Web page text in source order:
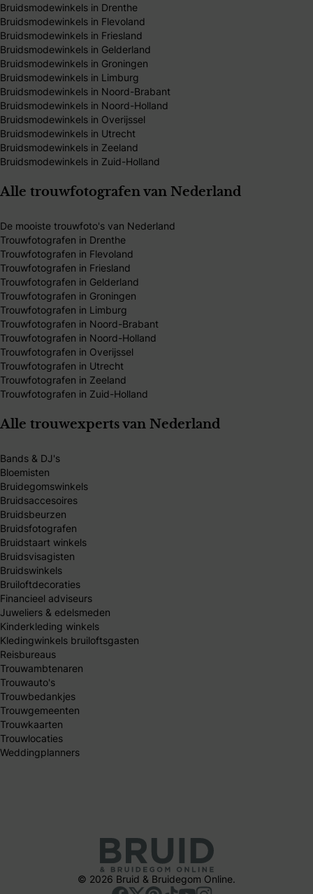
Bruidsmodewinkels in Drenthe
Bruidsmodewinkels in Flevoland
Bruidsmodewinkels in Friesland
Bruidsmodewinkels in Gelderland
Bruidsmodewinkels in Groningen
Bruidsmodewinkels in Limburg
Bruidsmodewinkels in Noord-Brabant
Bruidsmodewinkels in Noord-Holland
Bruidsmodewinkels in Overijssel
Bruidsmodewinkels in Utrecht
Bruidsmodewinkels in Zeeland
Bruidsmodewinkels in Zuid-Holland
Alle trouwfotografen van Nederland
De mooiste trouwfoto's van Nederland
Trouwfotografen in Drenthe
Trouwfotografen in Flevoland
Trouwfotografen in Friesland
Trouwfotografen in Gelderland
Trouwfotografen in Groningen
Trouwfotografen in Limburg
Trouwfotografen in Noord-Brabant
Trouwfotografen in Noord-Holland
Trouwfotografen in Overijssel
Trouwfotografen in Utrecht
Trouwfotografen in Zeeland
Trouwfotografen in Zuid-Holland
Alle trouwexperts van Nederland
Bands & DJ's
Bloemisten
Bruidegomswinkels
Bruidsaccesoires
Bruidsbeurzen
Bruidsfotografen
Bruidstaart winkels
Bruidsvisagisten
Bruidswinkels
Bruiloftdecoraties
Financieel adviseurs
Juweliers & edelsmeden
Kinderkleding winkels
Kledingwinkels bruiloftsgasten
Reisbureaus
Trouwambtenaren
Trouwauto's
Trouwbedankjes
Trouwgemeenten
Trouwkaarten
Trouwlocaties
Weddingplanners
© 2026 Bruid & Bruidegom Online.